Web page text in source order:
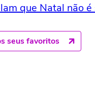
que Natal não
seus favoritos